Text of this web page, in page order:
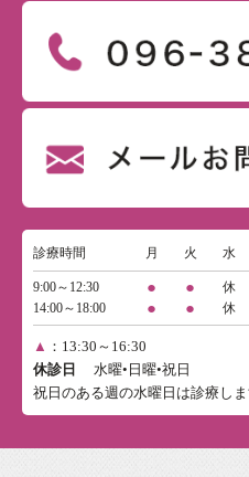
診療時間 月 火 水
9:00～12:30 ● ● 休
14:00～18:00
● ● 休
▲ ：13:30～16:30
休診日
水曜•日曜•祝日
祝日のある週の水曜日は診療し